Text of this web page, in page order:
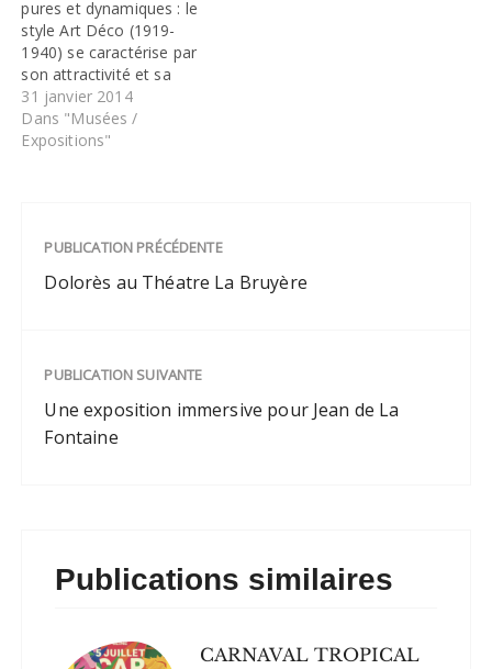
pures et dynamiques : le
style Art Déco (1919-
1940) se caractérise par
son attractivité et sa
vivacité. Né de l’impulsion
des créateurs français tels
que les architectes Henri
Mare et Jacques-Émile
Ruhlmann, le couturier
Paul…
31 janvier 2014
Dans "Musées /
Expositions"
PUBLICATION PRÉCÉDENTE
Dolorès au Théatre La Bruyère
PUBLICATION SUIVANTE
Une exposition immersive pour Jean de La
Fontaine
Publications similaires
CARNAVAL TROPICAL